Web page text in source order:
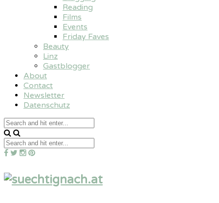
Reading
Films
Events
Friday Faves
Beauty
Linz
Gastblogger
About
Contact
Newsletter
Datenschutz